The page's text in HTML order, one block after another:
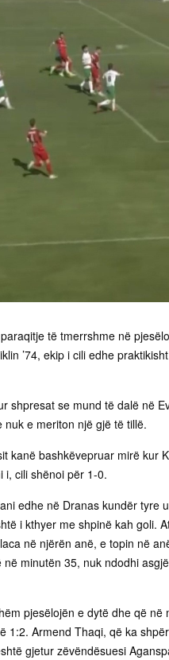
të tmerrshme në
’74, ekip i cili edhe
shpresat se mund të dalë në
e meriton një gjë të tillë.
kanë bashkëvepruar mirë kur
i, cili shënoi për 1-0.
edhe në Dranas kundër tyre
i kthyer me shpinë kah goli.
në njërën anë, e topin në
minutën 35, nuk ndodhi
pjesëlojën e dytë dhe që
1:2. Armend Thaqi, që ka
gjetur zëvëndësuesi